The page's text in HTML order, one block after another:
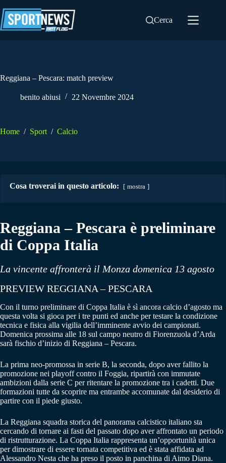
al
contenuto
Cerca
Reggiana – Pescara: match preview
benito abiusi 22 Novembre 2024
Home / Sport / Calcio
Cosa troverai in questo articolo: mostra
Reggiana – Pescara è preliminare
di Coppa Italia
La vincente affronterà il Monza domenica 13 agosto
PREVIEW REGGIANA – PESCARA
Con il turno preliminare di Coppa Italia è sì ancora calcio d’agosto ma
questa volta si gioca per i tre punti ed anche per testare la condizione
tecnica e fisica alla vigilia dell’imminente avvio dei campionati.
Domenica prossima alle 18 sul campo neutro di Fiorenzuola d’Arda
sarà fischio d’inizio di Reggiana – Pescara.
La prima neo-promossa in serie B, la seconda, dopo aver fallito la
promozione nei playoff contro il Foggia, ripartirà con immutate
ambizioni dalla serie C per ritentare la promozione tra i cadetti. Due
formazioni tutte da scoprire ma entrambe accomunate dal desiderio di
partire con il piede giusto.
La Reggiana squadra storica del panorama calcistico italiano sta
cercando di tornare ai fasti del passato dopo aver affrontato un periodo
di ristrutturazione. La Coppa Italia rappresenta un’opportunità unica
per dimostrare di essere tornata competitiva ed è stata affidata ad
Alessandro Nesta che ha preso il posto in panchina di Aimo Diana.